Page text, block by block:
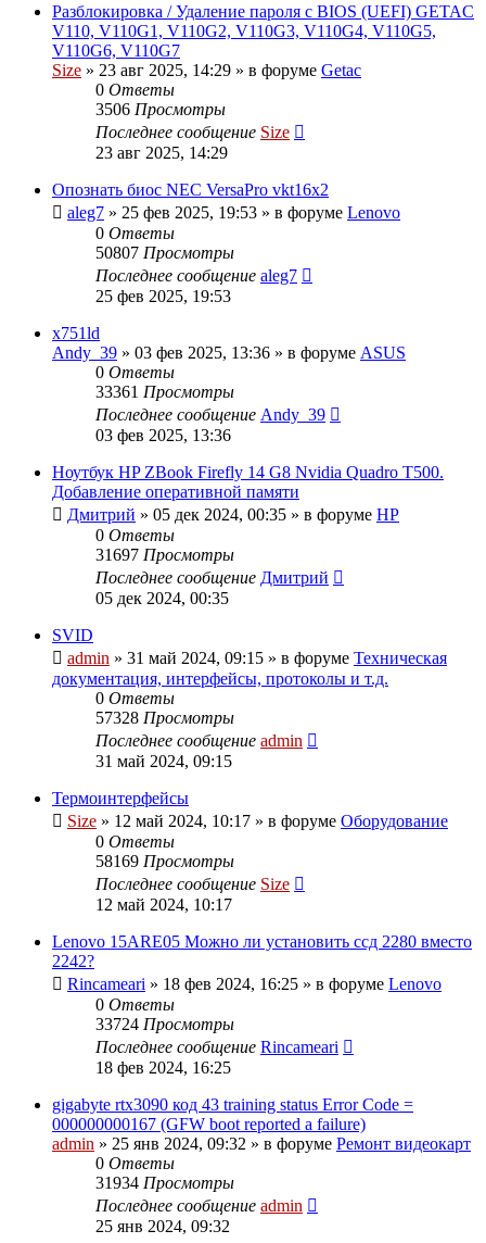
Разблокировка / Удаление пароля с BIOS (UEFI) GETAC
V110, V110G1, V110G2, V110G3, V110G4, V110G5,
V110G6, V110G7
Size » 23 авг 2025, 14:29 » в форуме Getac
0 Ответы
3506 Просмотры
Последнее сообщение Size
23 авг 2025, 14:29
Опознать биос NEC VersaPro vkt16x2
aleg7 » 25 фев 2025, 19:53 » в форуме Lenovo
0 Ответы
50807 Просмотры
Последнее сообщение aleg7
25 фев 2025, 19:53
x751ld
Andy_39 » 03 фев 2025, 13:36 » в форуме ASUS
0 Ответы
33361 Просмотры
Последнее сообщение Andy_39
03 фев 2025, 13:36
Ноутбук HP ZBook Firefly 14 G8 Nvidia Quadro T500.
Добавление оперативной памяти
Дмитрий » 05 дек 2024, 00:35 » в форуме HP
0 Ответы
31697 Просмотры
Последнее сообщение Дмитрий
05 дек 2024, 00:35
SVID
admin » 31 май 2024, 09:15 » в форуме Техническая
документация, интерфейсы, протоколы и т.д.
0 Ответы
57328 Просмотры
Последнее сообщение admin
31 май 2024, 09:15
Термоинтерфейсы
Size » 12 май 2024, 10:17 » в форуме Оборудование
0 Ответы
58169 Просмотры
Последнее сообщение Size
12 май 2024, 10:17
Lenovo 15ARE05 Можно ли установить ссд 2280 вместо
2242?
Rincameari » 18 фев 2024, 16:25 » в форуме Lenovo
0 Ответы
33724 Просмотры
Последнее сообщение Rincameari
18 фев 2024, 16:25
gigabyte rtx3090 код 43 training status Error Code =
000000000167 (GFW boot reported a failure)
admin » 25 янв 2024, 09:32 » в форуме Ремонт видеокарт
0 Ответы
31934 Просмотры
Последнее сообщение admin
25 янв 2024, 09:32